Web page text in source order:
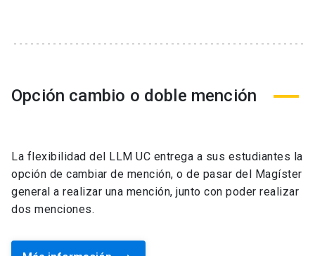
Opción cambio o doble mención
La flexibilidad del LLM UC entrega a sus estudiantes la
opción de cambiar de mención, o de pasar del Magíster
general a realizar una mención, junto con poder realizar
dos menciones.